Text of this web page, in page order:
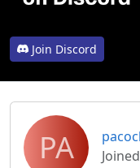
Join Discord
PA